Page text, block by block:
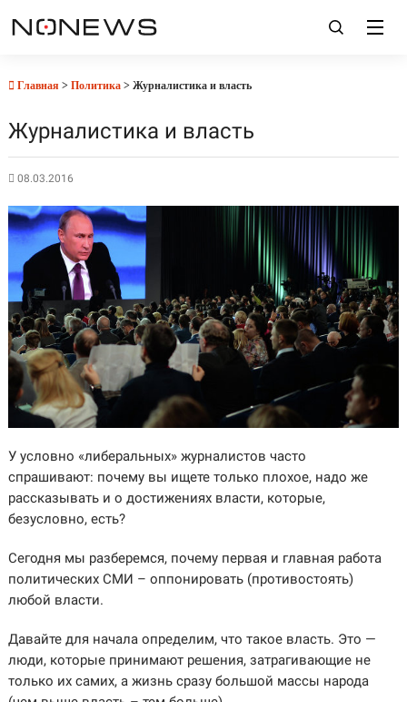
Главная > Политика> Журналистика и власть
Журналистика и власть
08.03.2016
У условно «либеральных» журналистов часто
спрашивают: почему вы ищете только плохое, надо же
рассказывать и о достижениях власти, которые,
безусловно, есть?
Сегодня мы разберемся, почему первая и главная работа
политических СМИ – оппонировать (противостоять)
любой власти.
Давайте для начала определим, что такое власть. Это —
люди, которые принимают решения, затрагивающие не
только их самих, а жизнь сразу большой массы народа